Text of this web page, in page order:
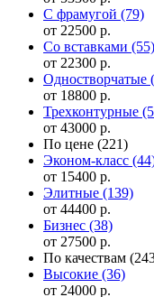
С фрамугой (79)
от 22500 р.
Cо вставками (55)
от 22300 р.
Одностворчатые
от 18800 р.
Трехконтурные
от 43000 р.
По цене (221)
Эконом-класс
от 15400 р.
Элитные (139)
от 44400 р.
Бизнес (38)
от 27500 р.
По качествам
Высокие (36)
от 24000 р.